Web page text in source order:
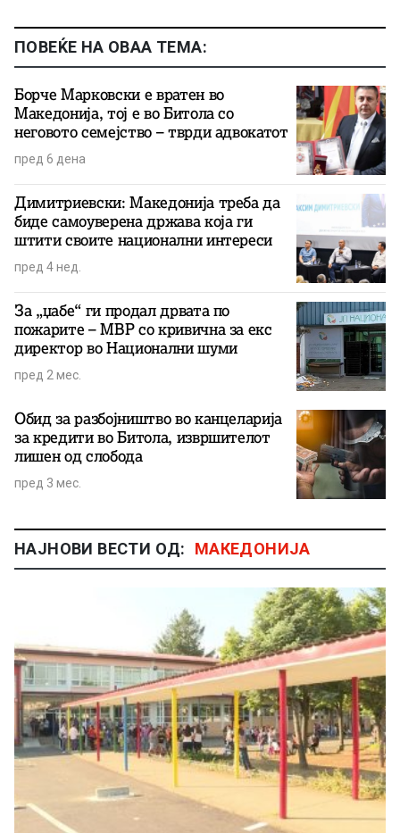
ПОВЕЌЕ НА ОВАА ТЕМА:
Борче Марковски е вратен во
Македонија, тој е во Битола со
неговото семејство – тврди адвокатот
пред 6 дена
Димитриевски: Македонија треба да
биде самоуверена држава која ги
штити своите национални интереси
пред 4 нед.
За „џабе“ ги продал дрвата по
пожарите – МВР со кривична за екс
директор во Национални шуми
пред 2 мес.
Обид за разбојништво во канцеларија
за кредити во Битола, извршителот
лишен од слобода
пред 3 мес.
НАЈНОВИ ВЕСТИ ОД: МАКЕДОНИЈА